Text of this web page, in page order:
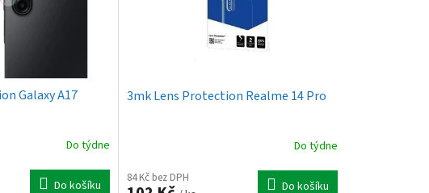
Galaxy A17
Do týdne
Do košíku
3mk Lens Protection Realme 14 Pro
Do týdne
84 Kč bez DPH
Do košíku